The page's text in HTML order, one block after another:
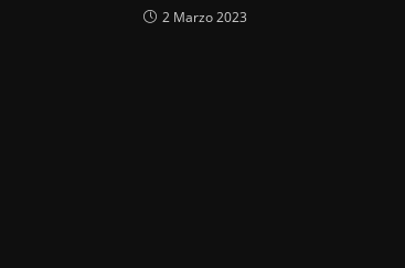
2 Marzo 2023